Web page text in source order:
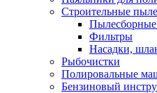
Строительные
Фильтры
Насадки,
Рыбочистки
Полировальные
Бензиновый